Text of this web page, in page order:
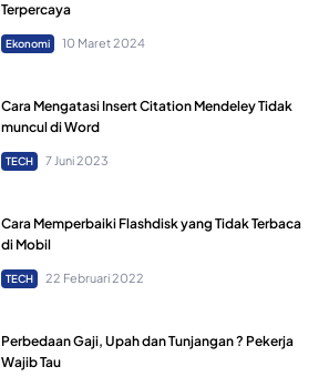
Terpercaya
Ekonomi 10 Maret 2024
Cara Mengatasi Insert Citation Mendeley Tidak
muncul di Word
TECH 7 Juni 2023
Cara Memperbaiki Flashdisk yang Tidak Terbaca
di Mobil
TECH 22 Februari 2022
Perbedaan Gaji, Upah dan Tunjangan ? Pekerja
Wajib Tau